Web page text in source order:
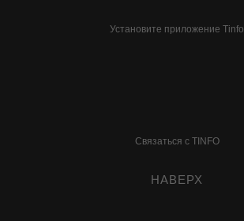
Установите приложение Tinfo
Связаться с TINFO
НАВЕРХ